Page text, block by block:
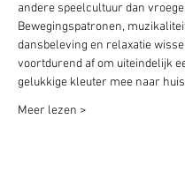
andere speelcultuur dan
Bewegingspatronen,
dansbeleving en relaxatie
voortdurend af om uiteindelijk
gelukkige kleuter mee naar
Meer lezen >